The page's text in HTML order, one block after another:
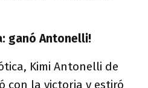
ganó Antonelli!
Kimi Antonelli de
con la victoria y estiró